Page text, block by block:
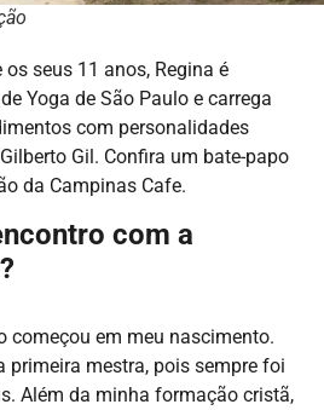
seus 11 anos, Regina é
Yoga de São Paulo e carrega
com personalidades
Gil. Confira um bate-papo
da Campinas Cafe.
com a
começou em meu nascimento.
primeira mestra, pois sempre foi
Além da minha formação cristã,